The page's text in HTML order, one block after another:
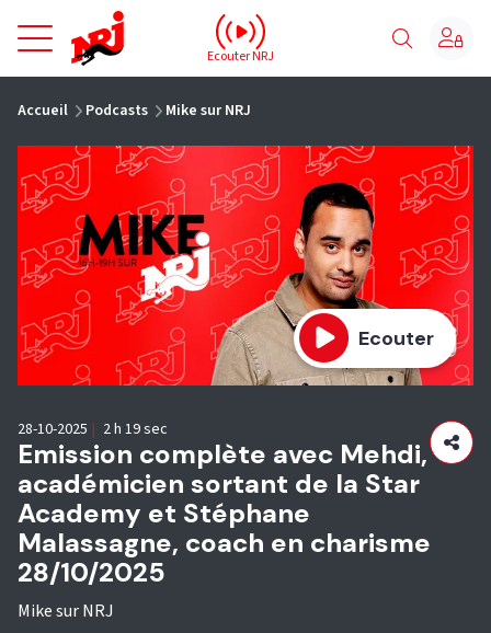
NRJ - Accueil
Ecouter NRJ
Accueil Podcasts Mike sur NRJ
Ecouter
Emission complète avec Mehdi,
académicien sortant de la Star
Academy et Stéphane
Malassagne, coach en charisme
28/10/2025
Mike sur NRJ
28-10-2025 | 2 h 19 sec